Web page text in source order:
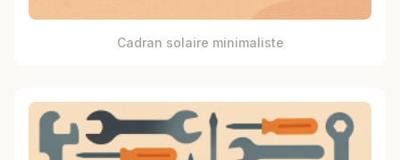
Cadran solaire minimaliste